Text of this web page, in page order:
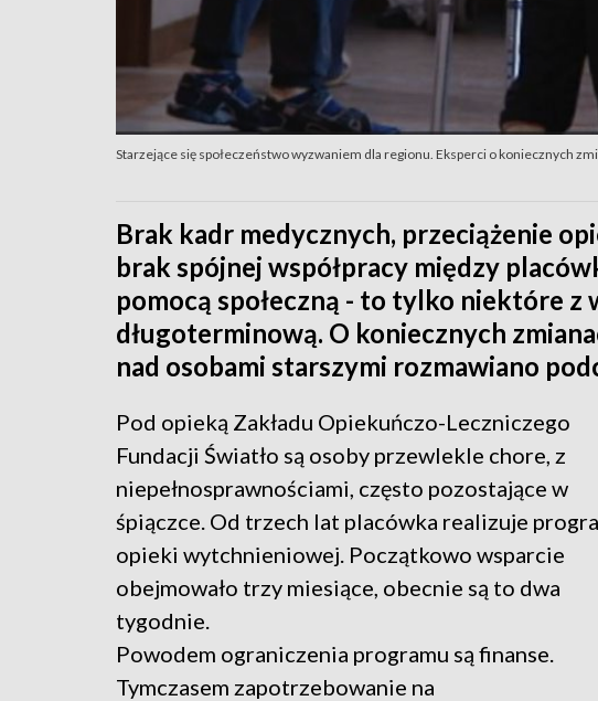
Starzejące się społeczeństwo wyzwaniem dla regionu. Eksperci o koniecznych
Brak kadr medycznych, przeciążenie
brak spójnej współpracy między
pomocą społeczną - to tylko niektóre z
długoterminową. O koniecznych
nad osobami starszymi rozmawiano
Pod opieką Zakładu Opiekuńczo-Leczniczego
Fundacji Światło są osoby przewlekle chore, z
niepełnosprawnościami, często pozostające w
śpiączce. Od trzech lat placówka realizuje
opieki wytchnieniowej. Początkowo wsparcie
obejmowało trzy miesiące, obecnie są to dwa
tygodnie.
Powodem ograniczenia programu są finanse.
Tymczasem zapotrzebowanie na